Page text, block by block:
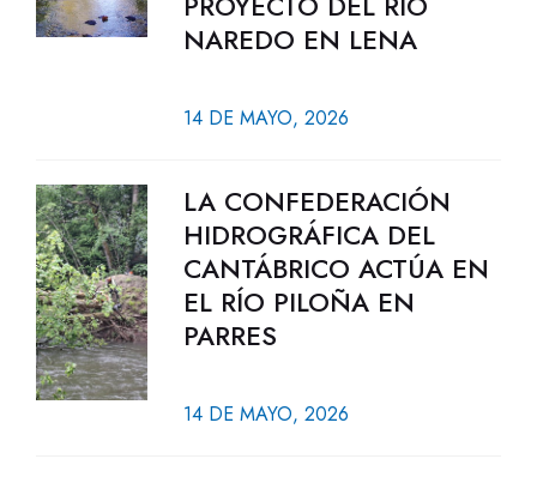
NAREDO EN LENA
14 DE MAYO, 2026
LA CONFEDERACIÓN
HIDROGRÁFICA DEL
CANTÁBRICO ACTÚA EN
EL RÍO PILOÑA EN
PARRES
14 DE MAYO, 2026